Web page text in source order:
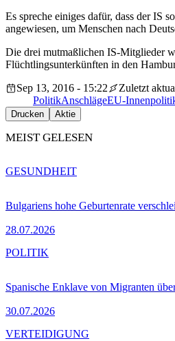
Es spreche einiges dafür, dass der IS
angewiesen, um Menschen nach
Die drei mutmaßlichen IS-Mitglieder
Flüchtlingsunterkünften in den
Sep 13, 2016 - 15:22
Zuletzt
PolitikAnschlägeEU-
Drucken Aktie
MEIST GELESEN
Bulgariens hohe Geburtenrate
28.07.2026
GESUNDHEIT
Spanische Enklave von Migranten
30.07.2026
POLITIK
VERTEIDIGUNG